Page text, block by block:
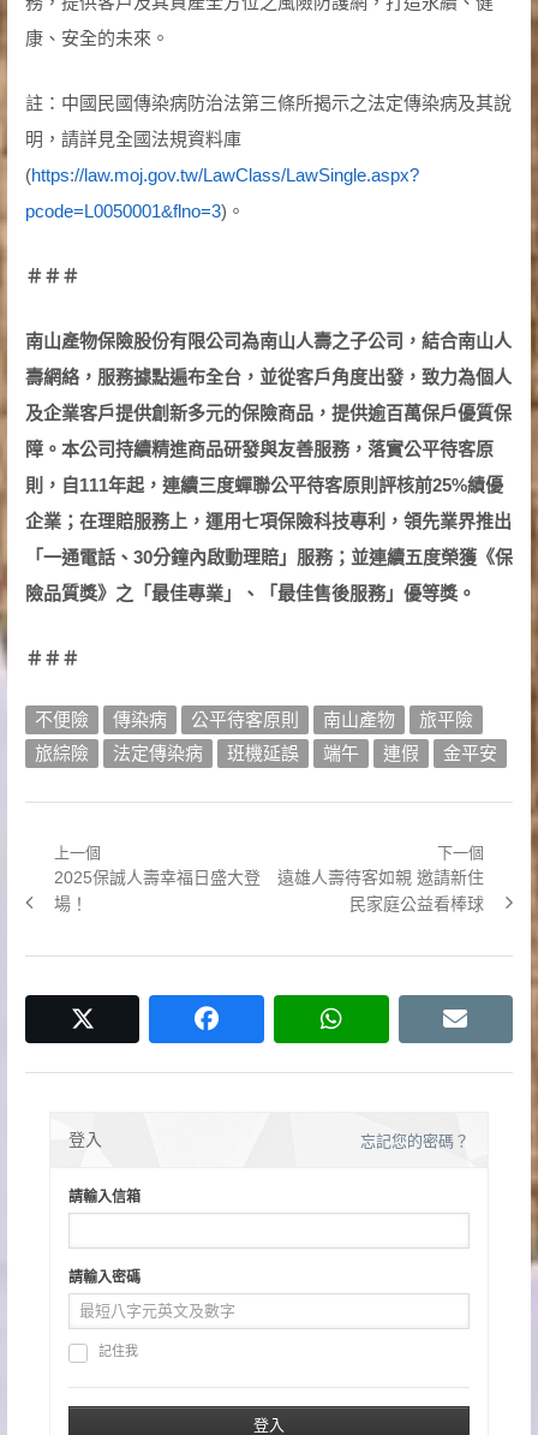
康、安全的未來。
註：中國民國傳染病防治法第三條所揭示之法定傳染病及其說
明，請詳見全國法規資料庫
(https://law.moj.gov.tw/LawClass/LawSingle.aspx?
pcode=L0050001&flno=3)。
＃＃＃
南山產物保險股份有限公司為南山人壽之子公司，結合南山人
壽網絡，服務據點遍布全台，並從客戶角度出發，致力為個人
及企業客戶提供創新多元的保險商品，提供逾百萬保戶優質保
障。本公司持續精進商品研發與友善服務，落實公平待客原
則，自111年起，連續三度蟬聯公平待客原則評核前25%績優
企業；在理賠服務上，運用七項保險科技專利，領先業界推出
「一通電話、 30分鐘內啟動理賠」服務；並連續五度榮獲《保
險品質獎》之「最佳專業」、「最佳售後服務」優等獎。
＃＃＃
不便險 傳染病 公平待客原則 南山產物
旅平險
旅綜險
法定傳染病 班機延誤 端午 連假 金平安
章
導
覽
上一個
Previous
post:
2025保誠人壽幸福日盛大登
場！
下一個
Next
遠雄人壽待客如親 邀請新住
民家庭公益看棒球
facebook whatsapp email
登入 忘記您的密碼？
請輸入信箱
請輸入密碼
記住我